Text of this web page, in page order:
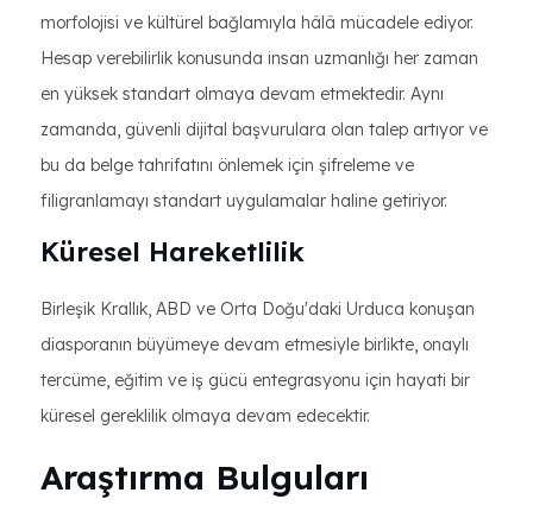
morfolojisi ve kültürel bağlamıyla hâlâ mücadele ediyor.
Hesap verebilirlik konusunda insan uzmanlığı her zaman
en yüksek standart olmaya devam etmektedir. Aynı
zamanda, güvenli dijital başvurulara olan talep artıyor ve
bu da belge tahrifatını önlemek için şifreleme ve
filigranlamayı standart uygulamalar haline getiriyor.
Küresel Hareketlilik
Birleşik Krallık, ABD ve Orta Doğu'daki Urduca konuşan
diasporanın büyümeye devam etmesiyle birlikte, onaylı
tercüme, eğitim ve iş gücü entegrasyonu için hayati bir
küresel gereklilik olmaya devam edecektir.
Araştırma Bulguları